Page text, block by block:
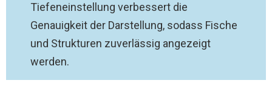
Tiefeneinstellung verbessert die
Genauigkeit der Darstellung, sodass Fische
und Strukturen zuverlässig angezeigt
werden.